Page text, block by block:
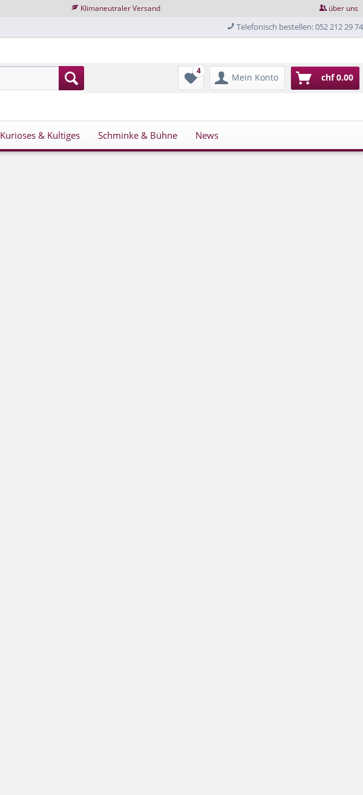
Klimaneutraler Versand über uns
Telefonisch bestellen: 052 212 29 74
4
Mein Konto chf 0.00
Kurioses & Kultiges Schminke & Bühne News